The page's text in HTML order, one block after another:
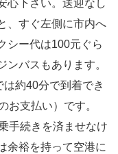
心下さい。送迎なし
、すぐ左側に市内へ
シー代は100元ぐら
バスもあります。
約40分で到着でき
お支払い）です。
手続きを済ませなけ
余裕を持って空港に